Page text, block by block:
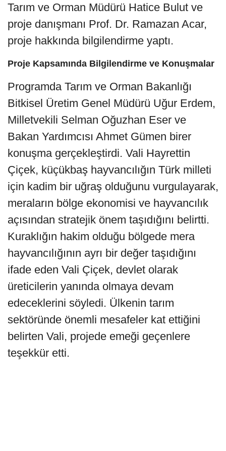
Tarım ve Orman Müdürü Hatice Bulut ve
proje danışmanı Prof. Dr. Ramazan Acar,
proje hakkında bilgilendirme yaptı.
Proje Kapsamında Bilgilendirme ve Konuşmalar
Programda Tarım ve Orman Bakanlığı
Bitkisel Üretim Genel Müdürü Uğur Erdem,
Milletvekili Selman Oğuzhan Eser ve
Bakan Yardımcısı Ahmet Gümen birer
konuşma gerçekleştirdi. Vali Hayrettin
Çiçek, küçükbaş hayvancılığın Türk milleti
için kadim bir uğraş olduğunu vurgulayarak,
meraların bölge ekonomisi ve hayvancılık
açısından stratejik önem taşıdığını belirtti.
Kuraklığın hakim olduğu bölgede mera
hayvancılığının ayrı bir değer taşıdığını
ifade eden Vali Çiçek, devlet olarak
üreticilerin yanında olmaya devam
edeceklerini söyledi. Ülkenin tarım
sektöründe önemli mesafeler kat ettiğini
belirten Vali, projede emeği geçenlere
teşekkür etti.